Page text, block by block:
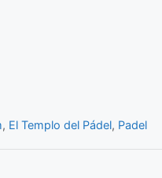
, El Templo del Pádel, Padel